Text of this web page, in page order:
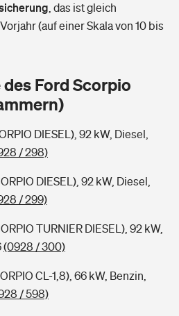
finden
für deine Kids
das ist gleich
(auf einer Skala von 10 bis
Ford Scorpio
DIESEL), 92 kW, Diesel,
/ 298)
DIESEL), 92 kW, Diesel,
/ 299)
TURNIER DIESEL), 92 kW,
(0928 / 300)
CL-1,8), 66 kW, Benzin,
/ 598)